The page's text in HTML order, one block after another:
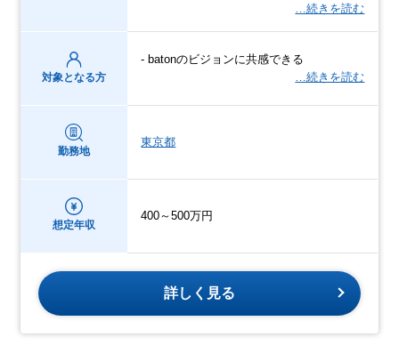
…続きを読む
対象となる方
- batonのビジョンに共感できる
…続きを読む
勤務地
東京都
想定年収
400～500万円
詳しく見る